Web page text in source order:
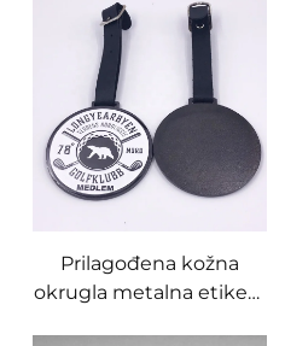
za golf, alat za čišćenje,
četka za čišćenje golf
klijeva
Prilagođena kožna
okrugla metalna etiketa